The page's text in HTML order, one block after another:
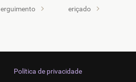
erguimento eriçado
Política de privacidade